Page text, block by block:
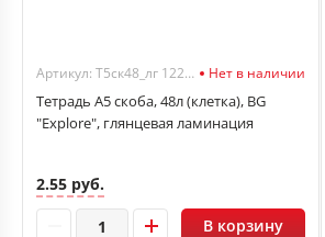
Артикул: Т5ск48_лг 12270 Нет в наличии
Тетрадь А5 скоба, 48л (клетка), BG
"Explore", глянцевая ламинация
2.55 руб.
В корзину